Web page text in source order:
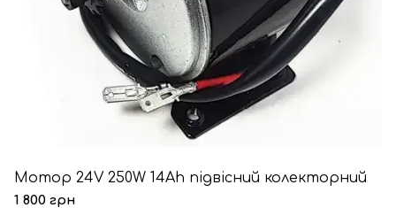
Мотор 24V 250W 14Ah підвісний колекторний
1 800 грн